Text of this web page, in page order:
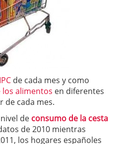
IPC de cada mes y como
los alimentos en diferentes
de cada mes.
de consumo de la cesta
de 2010 mientras
los hogares españoles